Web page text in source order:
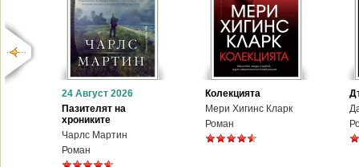
24 Август 2026
Пазителят на
хрониките
Чарлс Мартин
Роман
Колекцията
Мери Хигинс Кларк
Роман